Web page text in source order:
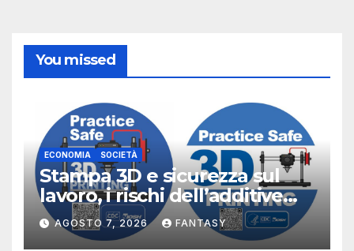
You missed
ECONOMIA SOCIETÀ
Stampa 3D e sicurezza sul
lavoro, i rischi dell’additive
manufacturing secondo
NIOSH
AGOSTO 7, 2026 FANTASY